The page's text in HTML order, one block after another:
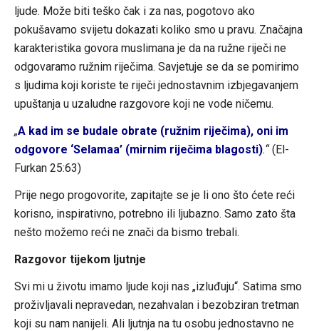
ljude. Može biti teško čak i za nas, pogotovo ako
pokušavamo svijetu dokazati koliko smo u pravu. Značajna
karakteristika govora muslimana je da na ružne riječi ne
odgovaramo ružnim riječima. Savjetuje se da se pomirimo
s ljudima koji koriste te riječi jednostavnim izbjegavanjem
upuštanja u uzaludne razgovore koji ne vode ničemu.
„A kad im se budale obrate (ružnim riječima), oni im
odgovore ‘Selamaa’ (mirnim riječima blagosti).“(El-
Furkan 25:63)
Prije nego progovorite, zapitajte se je li ono što ćete reći
korisno, inspirativno, potrebno ili ljubazno. Samo zato šta
nešto možemo reći ne znači da bismo trebali.
Razgovor tijekom ljutnje
Svi mi u životu imamo ljude koji nas „izluđuju“. Satima smo
proživljavali nepravedan, nezahvalan i bezobziran tretman
koji su nam nanijeli. Ali ljutnja na tu osobu jednostavno ne